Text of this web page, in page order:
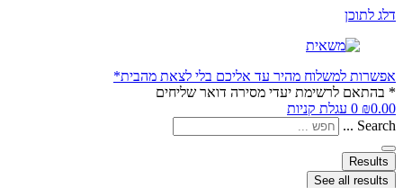
דלג לתוכן
אפשרות למשלוח מהיר עד אליכם בלי לצאת מהבית*
* בהתאם לרשימת יעדי מסירה דואר שליחים
₪0.00
0 עגלת קניות
Search ...
Results
See all results